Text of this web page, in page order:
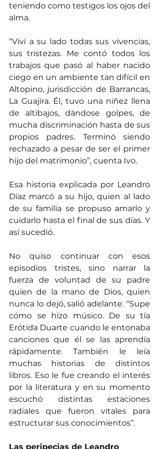
teniendo como testigos los ojos del
alma.
“Viví a su lado todas sus vivencias,
sus tristezas. Me contó todos los
trabajos que pasó al haber nacido
ciego en un ambiente tan difícil en
Altopino, jurisdicción de Barrancas,
La Guajira. Él, tuvo una niñez llena
de altibajos, dándose golpes, de
mucha discriminación hasta de sus
propios padres. Terminó siendo
rechazado a pesar de ser el primer
hijo del matrimonio”, cuenta Ivo.
Esa historia explicada por Leandro
Díaz marcó a su hijo, quien al lado
de su familia se propuso amarlo y
cuidarlo hasta el final de sus días. Y
así sucedió.
No quiso continuar con esos
episodios tristes, sino narrar la
fuerza de voluntad de su padre
quien de la mano de Dios, quien
nunca lo dejó, salió adelante. “Supe
cómo se hizo músico. De su tía
Erótida Duarte cuando le entonaba
canciones que él se las aprendía
rápidamente. También le leía
muchas historias de distintos
libros. Eso le fue creando el interés
por la literatura y en su momento
escuchó distintas estaciones
radiales que fueron vitales para
estructurar sus conocimientos”.
Las peripecias de Leandro